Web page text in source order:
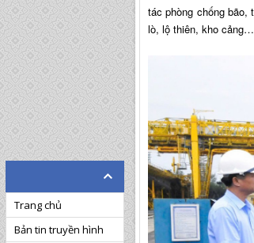
tác phòng chống
lò, lộ thiên, kho
Trang chủ
Bản tin truyền hình